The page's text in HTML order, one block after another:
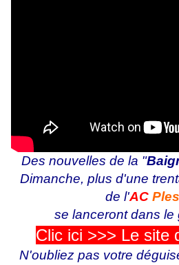
Des nouvelles de la "
Dimanche, plus d'une
de l'AC
se lancerontdans le
Clic ici >>> Le site
N'oubliez pas votre